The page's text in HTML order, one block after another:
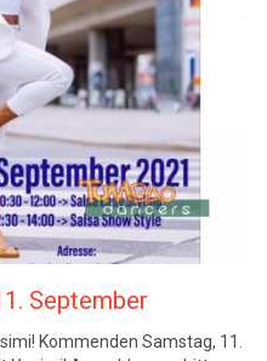
September
Kommenden Samstag, 11.